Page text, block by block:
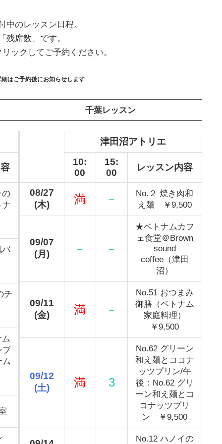
中のレッスン日程。
残席数」です。
ックしてご予約ください。
はご予約後にお知らせします
の
ナ
バ
チ
ム
プ
ム
千葉レッスン
津田沼アトリエ
10:
00
15:
00
レッスン内容
08/27
(木)
満 －
No.２ 焼き肉和
え麺 ￥9,500
09/07
(月)
－ －
★ベトナムカフ
ェ食堂＠Brown
sound
coffee（津田
沼）
09/11
(金)
満 －
No.51 おつまみ
御膳（ベトナム
家庭料理）
￥9,500
09/12
(土)
満 3
No.62 グリーン
和え麺とココナ
ッツプリン/午
後：No.62 グリ
ーン和え麺とコ
コナッツプリ
ン ￥9,500
No.12 ハノイの